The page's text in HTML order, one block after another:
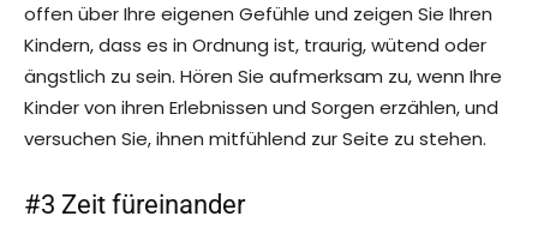
offen über Ihre eigenen Gefühle und zeigen Sie Ihren
Kindern, dass es in Ordnung ist, traurig, wütend oder
ängstlich zu sein. Hören Sie aufmerksam zu, wenn Ihre
Kinder von ihren Erlebnissen und Sorgen erzählen, und
versuchen Sie, ihnen mitfühlend zur Seite zu stehen.
#3 Zeit füreinander